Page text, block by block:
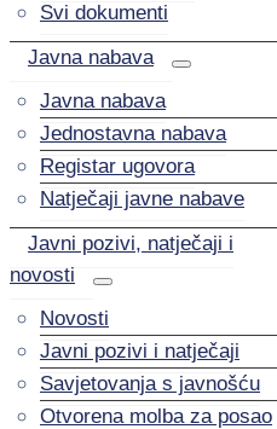
Svi dokumenti
Javna nabava
Javna nabava
Jednostavna nabava
Registar ugovora
Natječaji javne nabave
Javni pozivi, natječaji i
novosti
Novosti
Javni pozivi i natječaji
Savjetovanja s javnošću
Otvorena molba za posao